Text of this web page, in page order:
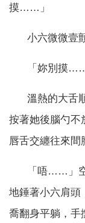
摸……」
小六微微壹
「妳別摸……
溫熱的大舌順
按著她後腦勺不
唇舌交纏往來間
「唔……」空
地錘著小六肩頭
喬翻身平躺，手